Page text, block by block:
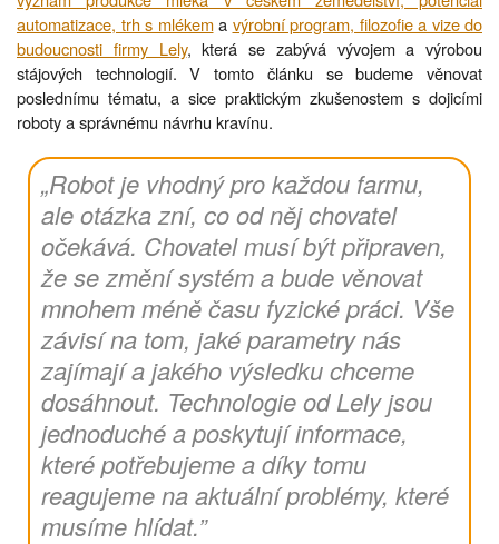
automatizace, trh s mlékema výrobní program, filozofie a vize do
budoucnosti firmy Lely, která se zabývá vývojem a výrobou
stájových technologií. V tomto článku se budeme věnovat
poslednímu tématu, a sice praktickým zkušenostem s dojicími
roboty a správnému návrhu kravínu.
„Robot je vhodný pro každou farmu,
ale otázka zní, co od něj chovatel
očekává. Chovatel musí být připraven,
že se změní systém a bude věnovat
mnohem méně času fyzické práci. Vše
závisí na tom, jaké parametry nás
zajímají a jakého výsledku chceme
dosáhnout. Technologie od Lely jsou
jednoduché a poskytují informace,
které potřebujeme a díky tomu
reagujeme na aktuální problémy, které
musíme hlídat.”